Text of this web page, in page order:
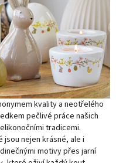
kvality a neotřelého
pečlivé práce našich
tradicemi.
nejen krásné, ale i
motivy přes jarní